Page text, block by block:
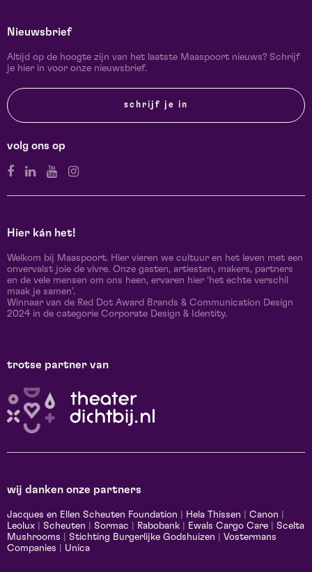
Nieuwsbrief
Altijd op de hoogte zijn van het laatste Maaspoort nieuws? Schrijf
je hier in voor onze nieuwsbrief.
schrijf je in
volg ons op
Hier kán het!
Welkom bij Maaspoort. Hier vieren we cultuur en het leven met een
onvervalst joie de vivre. Onze gasten, artiesten, makers, partners
en de vele mensen om ons heen, ervaren hier ‘het echte verschil
maak je samen’.
Winnaar van de Red Dot Award Brands & Communication Design
2024 in de categorie Corporate Design & Identity.
trotse partner van
wij danken onze partners
Jacques en Ellen Scheuten Foundation Hela Thissen Canon
Leolux
Scheuten Sormac Rabobank Ewals Cargo Care
Scelta
Mushrooms
Stichting Burgerlijke Godshuizen
Vostermans
Companies
Unica